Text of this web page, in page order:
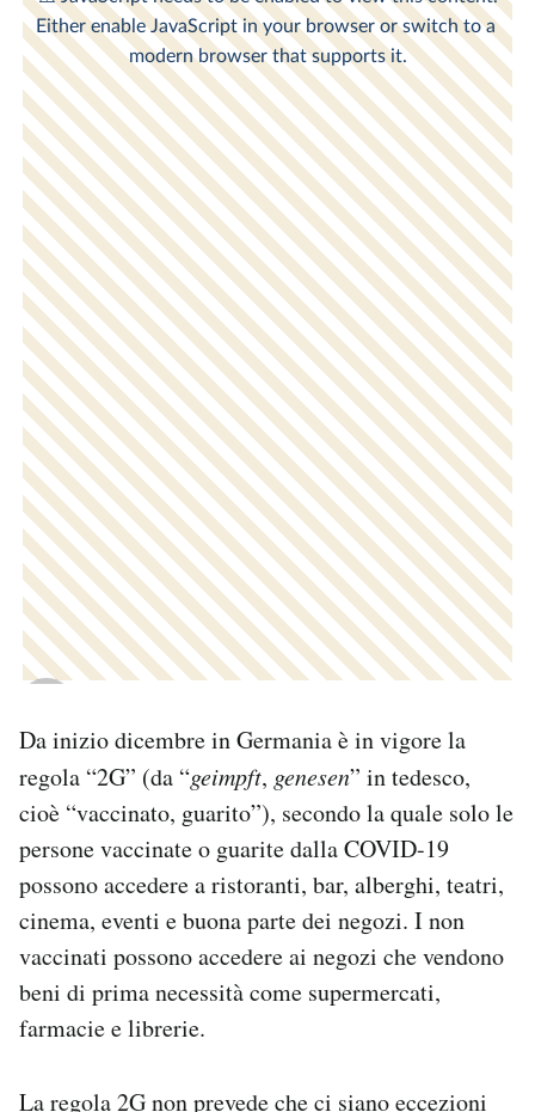
Da inizio dicembre in Germania è in vigore la
regola “2G” (da “geimpft, genesen” in tedesco,
cioè “vaccinato, guarito”), secondo la quale solo le
persone vaccinate o guarite dalla COVID-19
possono accedere a ristoranti, bar, alberghi, teatri,
cinema, eventi e buona parte dei negozi. I non
vaccinati possono accedere ai negozi che vendono
beni di prima necessità come supermercati,
farmacie e librerie.
La regola 2G non prevede che ci siano eccezioni